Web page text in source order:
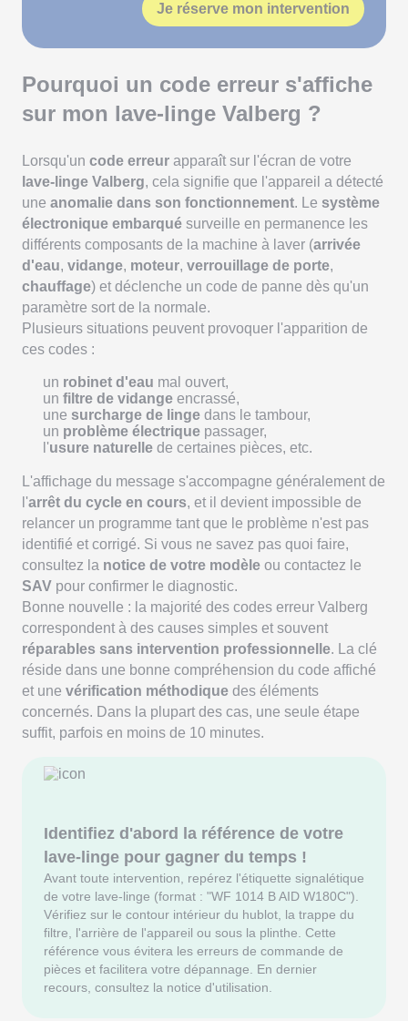
Je réserve mon intervention
Pourquoi un code erreur s'affiche
sur mon lave-linge Valberg ?
Lorsqu'un code erreur apparaît sur l'écran de votre
lave-linge Valberg, cela signifie que l'appareil a détecté
une anomalie dans son fonctionnement. Le système
électronique embarqué surveille en permanence les
différents composants de la machine à laver (arrivée
d'eau, vidange, moteur, verrouillage de porte,
chauffage) et déclenche un code de panne dès qu'un
paramètre sort de la normale.
Plusieurs situations peuvent provoquer l'apparition de
ces codes :
un robinet d'eau mal ouvert,
un filtre de vidange encrassé,
une surcharge de linge dans le tambour,
un problème électrique passager,
l'usure naturelle de certaines pièces, etc.
L'affichage du message s'accompagne généralement de
l'arrêt du cycle en cours, et il devient impossible de
relancer un programme tant que le problème n'est pas
identifié et corrigé. Si vous ne savez pas quoi faire,
consultez la notice de votre modèle ou contactez le
SAV pour confirmer le diagnostic.
Bonne nouvelle : la majorité des codes erreur Valberg
correspondent à des causes simples et souvent
réparables sans intervention professionnelle. La clé
réside dans une bonne compréhension du code affiché
et une vérification méthodique des éléments
concernés. Dans la plupart des cas, une seule étape
suffit, parfois en moins de 10 minutes.
Identifiez d'abord la référence de votre
lave-linge pour gagner du temps !
Avant toute intervention, repérez l'étiquette signalétique
de votre lave-linge (format : "WF 1014 B AID W180C").
Vérifiez sur le contour intérieur du hublot, la trappe du
filtre, l'arrière de l'appareil ou sous la plinthe. Cette
référence vous évitera les erreurs de commande de
pièces et facilitera votre dépannage. En dernier
recours, consultez la notice d'utilisation.